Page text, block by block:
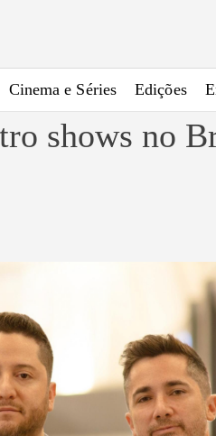
Cinema e Séries Edições
shows no